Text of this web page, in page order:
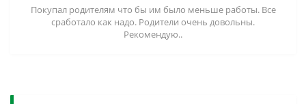
Покупал родителям что бы им было меньше работы. Все
сработало как надо. Родители очень довольны.
Рекомендую..